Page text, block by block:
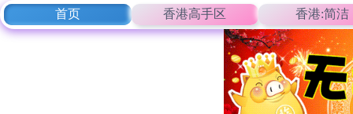
首页 香港高手区 香港:简洁